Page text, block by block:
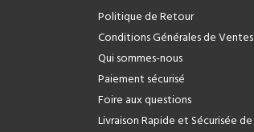
Politique de Retour
Conditions Générales de Ventes
Qui sommes-nous
Paiement sécurisé
Foire aux questions
Livraison Rapide et Sécurisée